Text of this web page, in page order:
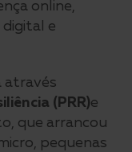
online,
e
através
(PRR)e
que arrancou
pequenas